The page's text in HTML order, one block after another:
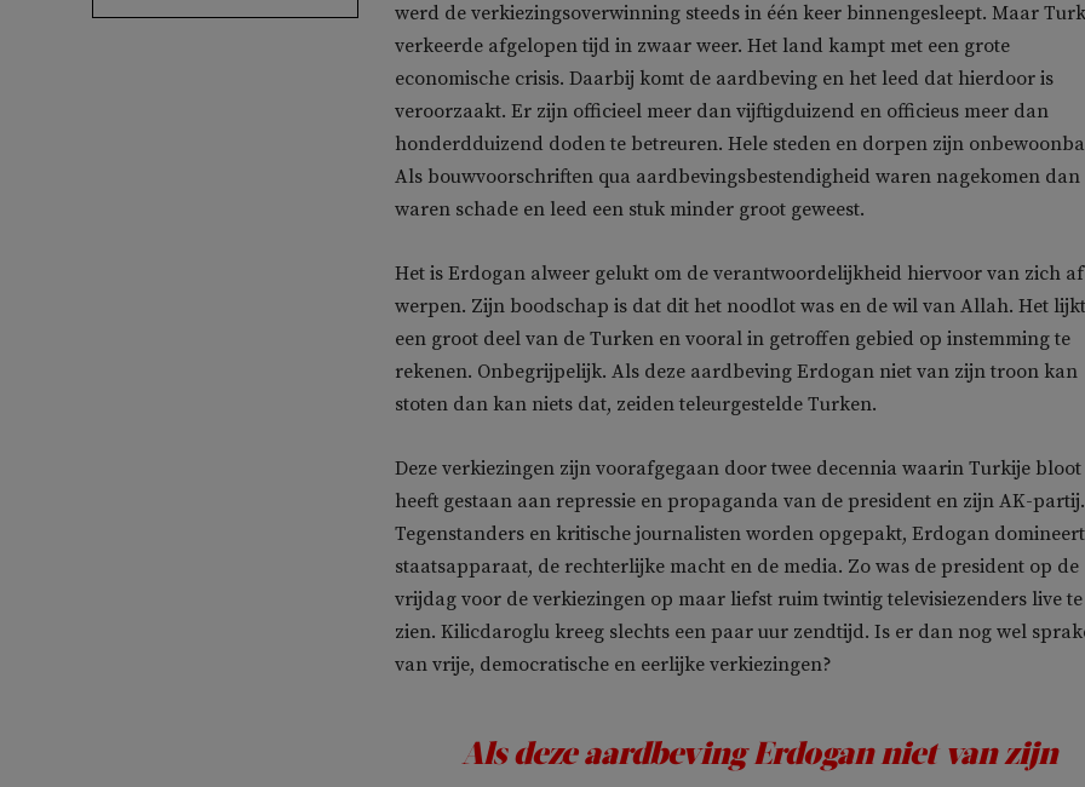
werd de verkiezingsoverwinning steeds in één keer binnengesleept. Maar
verkeerde afgelopen tijd in zwaar weer. Het land kampt met een grote
economische crisis. Daarbij komt de aardbeving en het leed dat hierdoor is
veroorzaakt. Er zijn officieel meer dan vijftigduizend en officieus meer dan
honderdduizend doden te betreuren. Hele steden en dorpen zijn
Als bouwvoorschriften qua aardbevingsbestendigheid waren nagekomen dan
waren schade en leed een stuk minder groot geweest.
Het is Erdogan alweer gelukt om de verantwoordelijkheid hiervoor van zich
werpen. Zijn boodschap is dat dit het noodlot was en de wil van Allah. Het
een groot deel van de Turken en vooral in getroffen gebied op instemming te
rekenen. Onbegrijpelijk. Als deze aardbeving Erdogan niet van zijn troon kan
stoten dan kan niets dat, zeiden teleurgestelde Turken.
Deze verkiezingen zijn voorafgegaan door twee decennia waarin Turkije bloot
heeft gestaan aan repressie en propaganda van de president en zijn AK-partij.
Tegenstanders en kritische journalisten worden opgepakt, Erdogan
staatsapparaat, de rechterlijke macht en de media. Zo was de president op de
vrijdag voor de verkiezingen op maar liefst ruim twintig televisiezenders live te
zien. Kilicdaroglu kreeg slechts een paar uur zendtijd. Is er dan nog wel
van vrije, democratische en eerlijke verkiezingen?
Als deze aardbeving Erdogan niet van zijn